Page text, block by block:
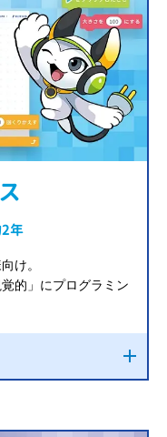
年
け。
的」にプログラミン